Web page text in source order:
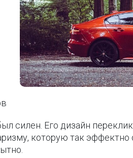
силен. Его дизайн
которую так